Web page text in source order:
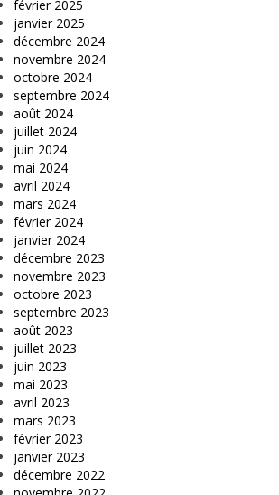
février 2025
janvier 2025
décembre 2024
novembre 2024
octobre 2024
septembre 2024
août 2024
juillet 2024
juin 2024
mai 2024
avril 2024
mars 2024
février 2024
janvier 2024
décembre 2023
novembre 2023
octobre 2023
septembre 2023
août 2023
juillet 2023
juin 2023
mai 2023
avril 2023
mars 2023
février 2023
janvier 2023
décembre 2022